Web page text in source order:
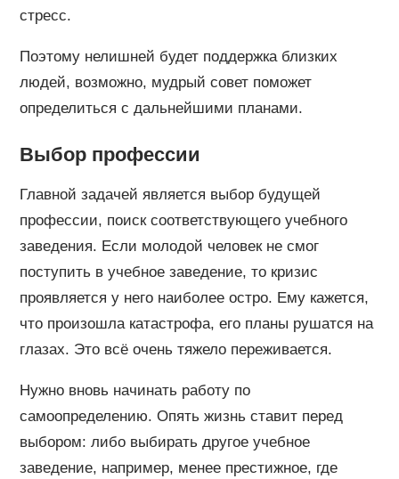
стресс.
Поэтому нелишней будет поддержка близких
людей, возможно, мудрый совет поможет
определиться с дальнейшими планами.
Выбор профессии
Главной задачей является выбор будущей
профессии, поиск соответствующего учебного
заведения. Если молодой человек не смог
поступить в учебное заведение, то кризис
проявляется у него наиболее остро. Ему кажется,
что произошла катастрофа, его планы рушатся на
глазах. Это всё очень тяжело переживается.
Нужно вновь начинать работу по
самоопределению. Опять жизнь ставит перед
выбором: либо выбирать другое учебное
заведение, например, менее престижное, где